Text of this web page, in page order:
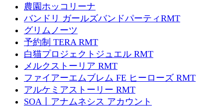
農園ホッコリーナ
バンドリ ガールズバンドパーティRMT
グリムノーツ
予約制 TERA RMT
白猫プロジェクトジュエル RMT
メルクストーリア RMT
ファイアーエムブレム FE ヒーローズ RMT
アルケミアストーリー RMT
SOA丨アナムネシス アカウント